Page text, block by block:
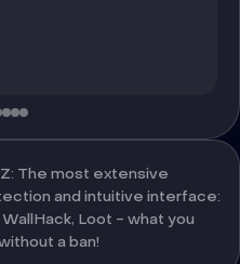
The most extensive
and intuitive interface:
Loot - what you
a ban!